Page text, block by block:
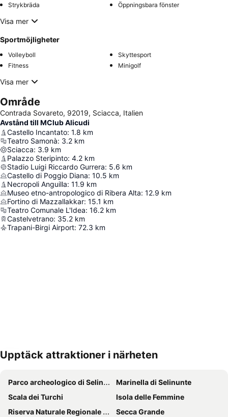
Strykbräda
Öppningsbara fönster
Visa mer
Sportmöjligheter
Volleyboll
Skyttesport
Fitness
Minigolf
Visa mer
Område
Contrada Sovareto, 92019, Sciacca, Italien
Avstånd till MClub Alicudi
Castello Incantato: 1.8 km
Teatro Samonà: 3.2 km
Sciacca: 3.9 km
Palazzo Steripinto: 4.2 km
Stadio Luigi Riccardo Gurrera: 5.6 km
Castello di Poggio Diana: 10.5 km
Necropoli Anguilla: 11.9 km
Museo etno-antropologico di Ribera Alta: 12.9 km
Fortino di Mazzallakkar: 15.1 km
Teatro Comunale L'Idea: 16.2 km
Castelvetrano: 35.2 km
Trapani-Birgi Airport: 72.3 km
Förstora kartan
Upptäck attraktioner i närheten
Parco archeologico di Selinunte e Cave di Cusa
Marinella di Selinunte
Scala dei Turchi
Isola delle Femmine
Riserva Naturale Regionale Monte Genuardo e Santa Maria del Bosco
Secca Grande